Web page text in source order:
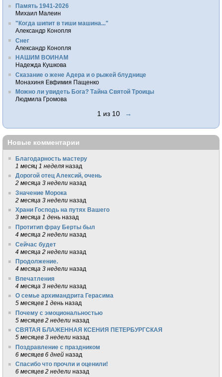
Память 1941-2026
Михаил Малеин
"Когда шипит в тиши машина..."
Александр Конопля
Снег
Александр Конопля
НАШИМ ВОИНАМ
Надежда Кушкова
Сказание о жене Адера и о рыжей блуднице
Монахиня Евфимия Пащенко
Можно ли увидеть Бога? Тайна Святой Троицы
Людмила Громова
1 из 10 →
Новые комментарии
Благодарность мастеру
1 месяц 1 неделя назад
Дорогой отец Алексий, очень
2 месяца 3 недели назад
Значение Морока
2 месяца 3 недели назад
Храни Господь на путях Вашего
3 месяца 1 день назад
Протитип фрау Берты был
4 месяца 2 недели назад
Сейчас будет
4 месяца 2 недели назад
Продолжение.
4 месяца 3 недели назад
Впечатления
4 месяца 3 недели назад
О семье архимандрита Герасима
5 месяцев 1 день назад
Почему с эмоциональностью
5 месяцев 2 недели назад
СВЯТАЯ БЛАЖЕННАЯ КСЕНИЯ ПЕТЕРБУРГСКАЯ
5 месяцев 3 недели назад
Поздравление с праздником
6 месяцев 6 дней назад
Спасибо что прочли и оценили!
6 месяцев 2 недели назад